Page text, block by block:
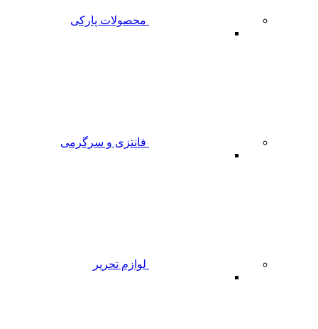
محصولات پارکی
فانتزی و سرگرمی
لوازم تحریر